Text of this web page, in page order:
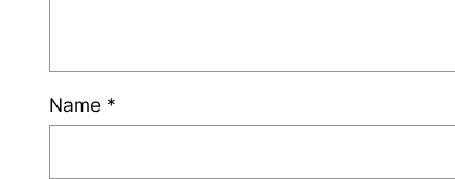
Name *